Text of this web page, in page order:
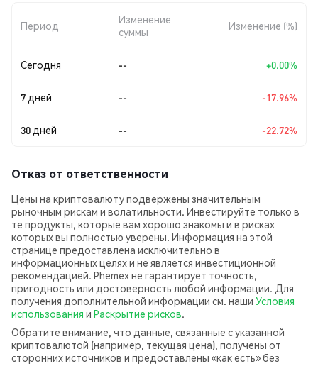
Период
Изменение
суммы
Изменение (%)
Сегодня -- +0.00%
7 дней -- -17.96%
30 дней -- -22.72%
Отказ от ответственности
Цены на криптовалюту подвержены значительным
рыночным рискам и волатильности. Инвестируйте только в
те продукты, которые вам хорошо знакомы и в рисках
которых вы полностью уверены. Информация на этой
странице предоставлена исключительно в
информационных целях и не является инвестиционной
рекомендацией. Phemex не гарантирует точность,
пригодность или достоверность любой информации. Для
получения дополнительной информации см. наши Условия
использования и Раскрытие рисков.
Обратите внимание, что данные, связанные с указанной
криптовалютой (например, текущая цена), получены от
сторонних источников и предоставлены «как есть» без